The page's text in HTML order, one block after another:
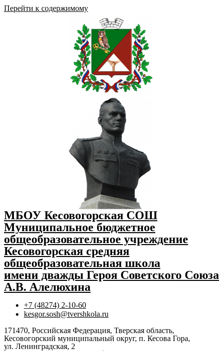
Перейти к содержимому
МБОУ Кесовогорская СОШ
Муниципальное бюджетное
общеобразовательное учреждение
Кесовогорская средняя
общеобразовательная школа
имени дважды Героя Советского Союза
А.В. Алелюхина
+7 (48274) 2-10-60
kesgor.sosh@tvershkola.ru
171470, Российская Федерация, Тверская область,
Кесовогорский муниципальный округ, п. Кесова Гора,
ул. Ленинградская, 2